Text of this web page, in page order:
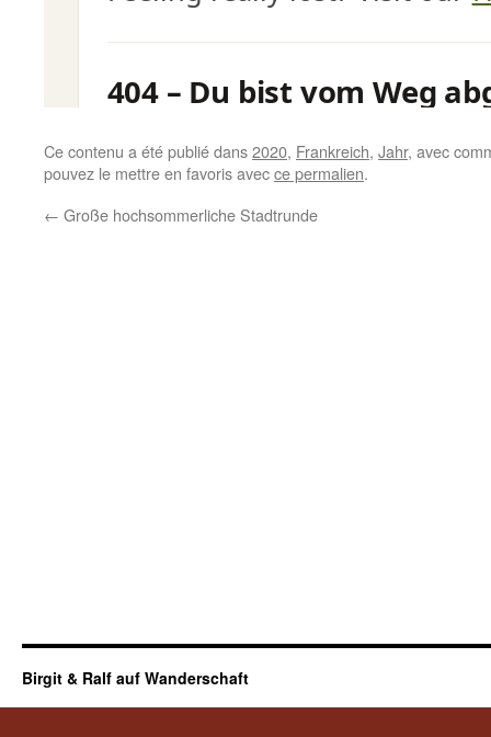
Ce contenu a été publié dans2020, Frankreich, Jahr, avec
pouvez le mettre en favoris avecce permalien.
← Große hochsommerliche Stadtrunde
Birgit & Ralf auf Wanderschaft